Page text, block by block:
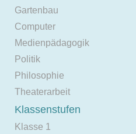
Gartenbau
Computer
Medienpädagogik
Politik
Philosophie
Theaterarbeit
Klassenstufen
Klasse 1